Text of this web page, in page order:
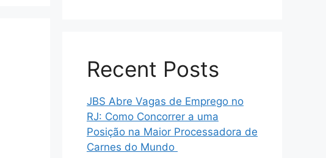
Recent Posts
JBS Abre Vagas de Emprego no
RJ: Como Concorrer a uma
Posição na Maior Processadora de
Carnes do Mundo